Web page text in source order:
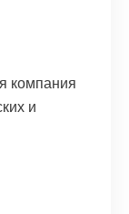
компания
и